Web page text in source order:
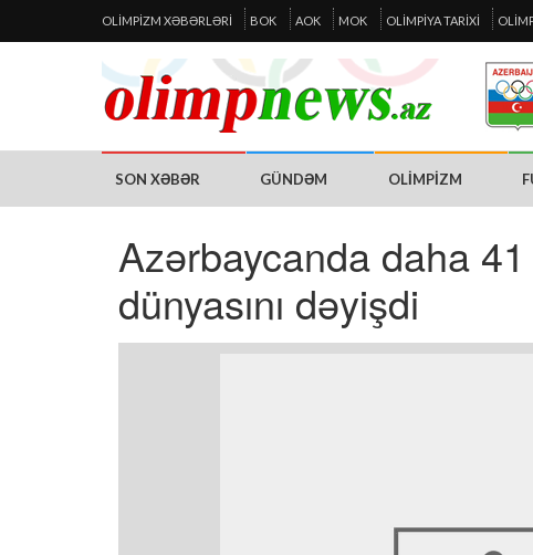
OLIMPIZM XƏBƏRLƏRI BOK AOK MOK OLIMPIYA TARIXI
SON XƏBƏR GÜNDƏM OLIMPIZM
Azərbaycanda daha
dünyasını dəyişdi